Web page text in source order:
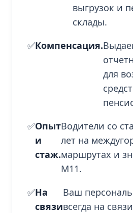
выгрузок и
склады.
✅Компенсация.
для
✅Опыт
и
стаж.
Водители со
лет на
маршрутах и
М11.
✅На
связи
Ваш
всегда на